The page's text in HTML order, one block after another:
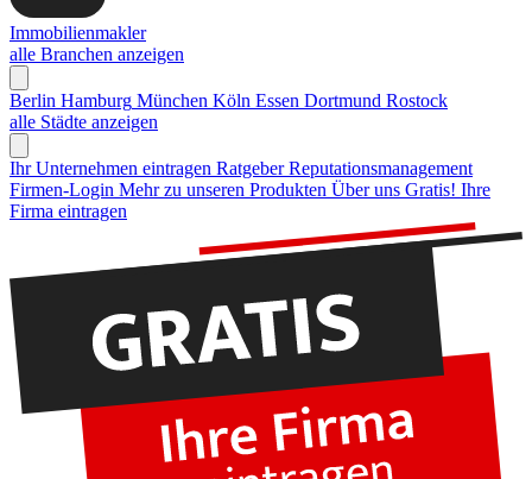
Immobilienmakler
alle Branchen anzeigen
Berlin Hamburg München Köln Essen Dortmund Rostock
alle Städte anzeigen
Ihr Unternehmen eintragen Ratgeber Reputationsmanagement
Firmen-Login Mehr zu unseren Produkten Über uns Gratis! Ihre
Firma eintragen